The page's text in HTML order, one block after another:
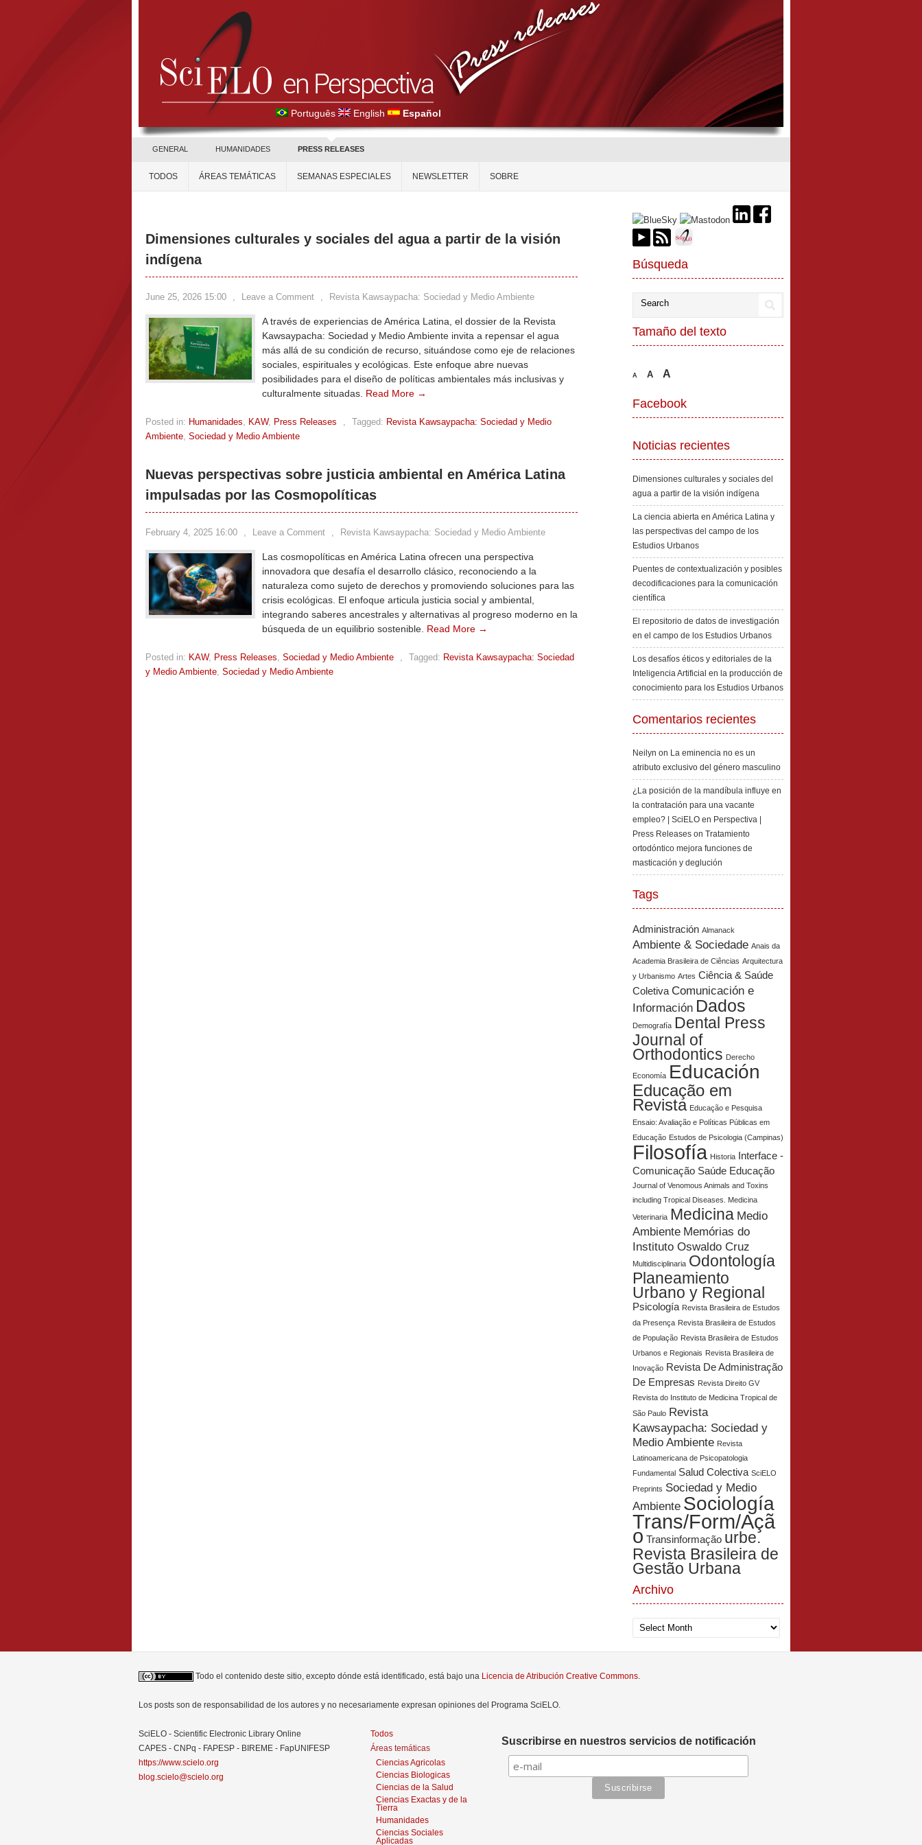
Português English Español
GENERAL HUMANIDADES PRESS RELEASES
TODOS ÁREAS TEMÁTICAS SEMANAS ESPECIALES NEWSLETTER SOBRE
Dimensiones culturales y sociales del agua a partir de la visión
indígena
June 25, 2026 15:00 , Leave a Comment , Revista Kawsaypacha: Sociedad y Medio Ambiente
A través de experiencias de América Latina, el dossier de la Revista
Kawsaypacha: Sociedad y Medio Ambiente invita a repensar el agua
más allá de su condición de recurso, situándose como eje de relaciones
sociales, espirituales y ecológicas. Este enfoque abre nuevas
posibilidades para el diseño de políticas ambientales más inclusivas y
culturalmente situadas. Read More →
Posted in: Humanidades, KAW, Press Releases , Tagged: Revista Kawsaypacha: Sociedad y Medio
Ambiente, Sociedad y Medio Ambiente
Nuevas perspectivas sobre justicia ambiental en América Latina
impulsadas por las Cosmopolíticas
February 4, 2025 16:00 , Leave a Comment , Revista Kawsaypacha: Sociedad y Medio Ambiente
Las cosmopolíticas en América Latina ofrecen una perspectiva
innovadora que desafía el desarrollo clásico, reconociendo a la
naturaleza como sujeto de derechos y promoviendo soluciones para las
crisis ecológicas. El enfoque articula justicia social y ambiental,
integrando saberes ancestrales y alternativas al progreso moderno en la
búsqueda de un equilibrio sostenible. Read More →
Posted in: KAW, Press Releases, Sociedad y Medio Ambiente , Tagged: Revista Kawsaypacha: Sociedad
y Medio Ambiente, Sociedad y Medio Ambiente
Búsqueda
Tamaño del texto
A A A
Facebook
Noticias recientes
Dimensiones culturales y sociales del
agua a partir de la visión indígena
La ciencia abierta en América Latina y
las perspectivas del campo de los
Estudios Urbanos
Puentes de contextualización y posibles
decodificaciones para la comunicación
científica
El repositorio de datos de investigación
en el campo de los Estudios Urbanos
Los desafíos éticos y editoriales de la
Inteligencia Artificial en la producción de
conocimiento para los Estudios Urbanos
Comentarios recientes
Neilyn on La eminencia no es un
atributo exclusivo del género masculino
¿La posición de la mandíbula influye en
la contratación para una vacante
empleo? | SciELO en Perspectiva |
Press Releases on Tratamiento
ortodóntico mejora funciones de
masticación y deglución
Tags
Administración Almanack
Ambiente & Sociedade Anais da
Academia Brasileira de Ciências Arquitectura
y Urbanismo Artes Ciência & Saúde
Coletiva Comunicación e
Información Dados
Demografía Dental Press
Journal of
Orthodontics Derecho
Economía Educación
Educação em
Revista Educação e Pesquisa
Ensaio: Avaliação e Políticas Públicas em
Educação Estudos de Psicologia (Campinas)
Filosofía Historia
Interface -
Comunicação Saúde Educação
Journal of Venomous Animals and Toxins
including Tropical Diseases. Medicina
Veterinaria Medicina Medio
Ambiente Memórias do
Instituto Oswaldo Cruz
Multidisciplinaria Odontología
Planeamiento
Urbano y Regional
Psicología Revista Brasileira de Estudos
da Presença Revista Brasileira de Estudos
de População Revista Brasileira de Estudos
Urbanos e Regionais Revista Brasileira de
Inovação Revista De Administração
De Empresas Revista Direito GV
Revista do Instituto de Medicina Tropical de
São Paulo Revista
Kawsaypacha: Sociedad y
Medio Ambiente Revista
Latinoamericana de Psicopatologia
Fundamental Salud Colectiva SciELO
Preprints Sociedad y Medio
Ambiente Sociología
Trans/Form/Açã
o Transinformação urbe.
Revista Brasileira de
Gestão Urbana
Archivo
Archivo
Todo el contenido deste sitio, excepto dónde está identificado, está bajo una Licencia de Atribución Creative Commons.
Los posts son de responsabilidad de los autores y no necesariamente expresan opiniones del Programa SciELO.
SciELO - Scientific Electronic Library Online
CAPES - CNPq - FAPESP - BIREME - FapUNIFESP
https://www.scielo.org
blog.scielo@scielo.org
Todos
Áreas temáticas
Ciencias Agricolas
Ciencias Biologicas
Ciencias de la Salud
Ciencias Exactas y de la
Tierra
Humanidades
Ciencias Sociales
Aplicadas
Suscribirse en nuestros servicios de notificación